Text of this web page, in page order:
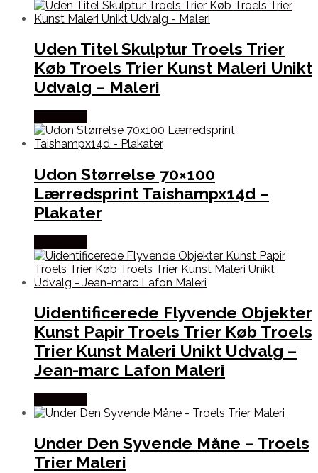
Uden Titel Skulptur Troels Trier
Køb Troels Trier Kunst Maleri Unikt
Udvalg – Maleri
Udon Størrelse 70×100
Lærredsprint Taishampx14d –
Plakater
Uidentificerede Flyvende Objekter
Kunst Papir Troels Trier Køb Troels
Trier Kunst Maleri Unikt Udvalg –
Jean-marc Lafon Maleri
Under Den Syvende Måne – Troels
Trier Maleri